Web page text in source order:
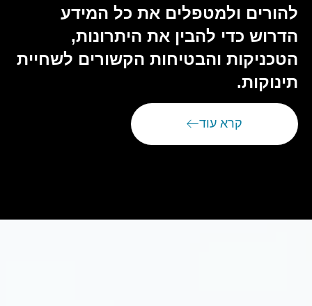
להורים ולמטפלים את כל המידע
הדרוש כדי להבין את היתרונות,
הטכניקות והבטיחות הקשורים לשחיית
תינוקות.
קרא עוד